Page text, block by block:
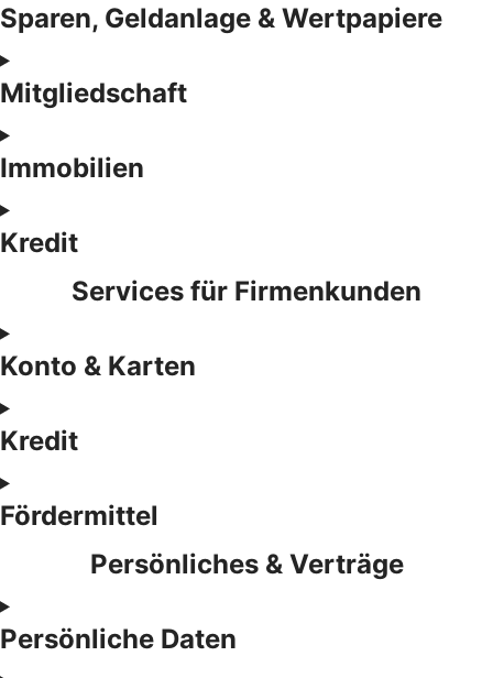
Sparen, Geldanlage & Wertpapiere
Mitgliedschaft
Immobilien
Kredit
Services für Firmenkunden
Konto & Karten
Kredit
Fördermittel
Persönliches & Verträge
Persönliche Daten